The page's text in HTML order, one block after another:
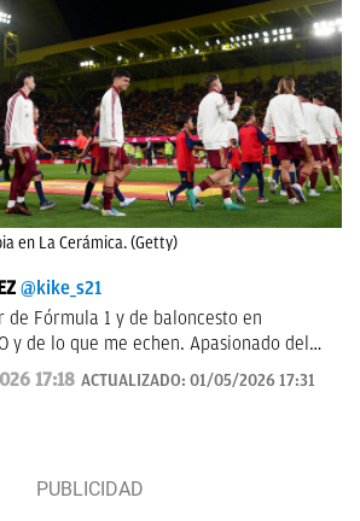
en La Cerámica. (Getty)
@kike_s21
de Fórmula 1 y de baloncesto en
y de lo que me echen. Apasionado del
todo lo que le rodea.
17:18 ACTUALIZADO: 01/05/2026 17:31